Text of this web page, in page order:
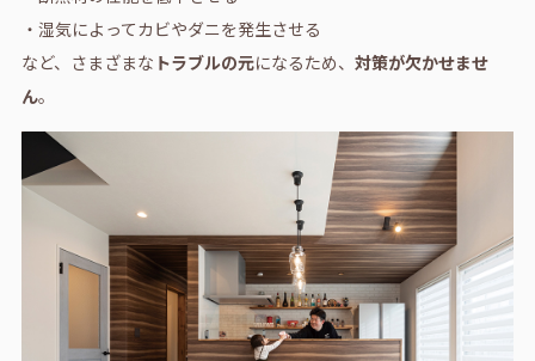
・湿気によってカビやダニを発生させる
など、さまざまな トラブルの元になるため、 対策が欠かせませ
ん。